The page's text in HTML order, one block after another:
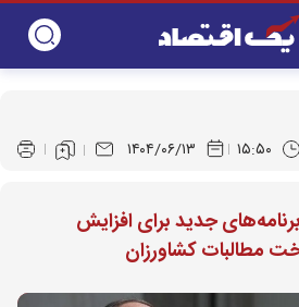
۱۴۰۴/۰۶/۱۳ ۱۵:۵۰
جدید برای افزایش
مطالبات کشاورزان